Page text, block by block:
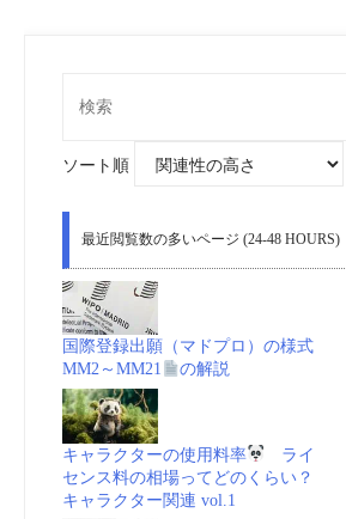
モ
中
名
本
ソート順
最近閲覧数の多いページ (24-48 HOURS)
国際登録出願（マドプロ）の様式
MM2～MM21
の解説
キャラクターの使用料率
ライ
センス料の相場ってどのくらい？
キャラクター関連 vol.1